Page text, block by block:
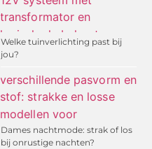
Welke tuinverlichting past bij
jou?
Dames nachtmode: strak of los
bij onrustige nachten?